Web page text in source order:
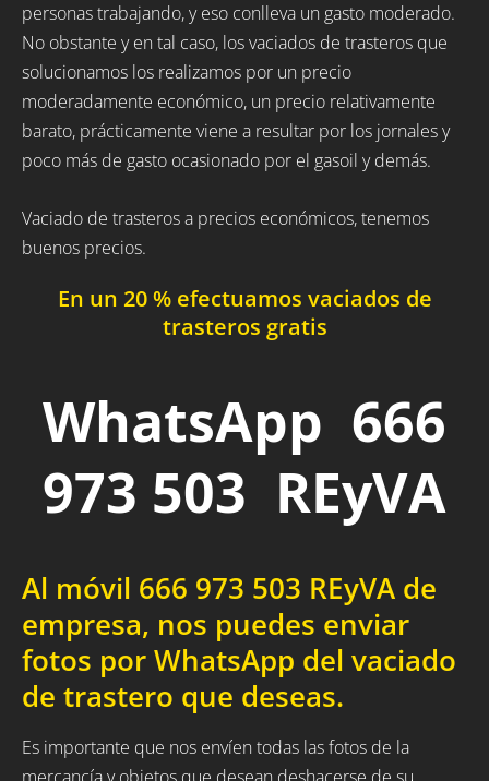
personas trabajando, y eso conlleva un gasto moderado.
No obstante y en tal caso, los vaciados de trasteros que
solucionamos los realizamos por un precio
moderadamente económico, un precio relativamente
barato, prácticamente viene a resultar por los jornales y
poco más de gasto ocasionado por el gasoil y demás.
Vaciado de trasteros a precios económicos, tenemos
buenos precios.
En un 20 % efectuamos vaciados de
trasteros gratis
WhatsApp 666
973 503 REyVA
Al móvil 666 973 503 REyVA de
empresa, nos puedes enviar
fotos por WhatsApp del vaciado
de trastero que deseas.
Es importante que nos envíen todas las fotos de la